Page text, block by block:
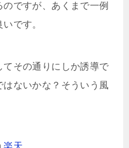
ですが、あくまで一例
です。
その通りにしか誘導で
ないかな？そういう風